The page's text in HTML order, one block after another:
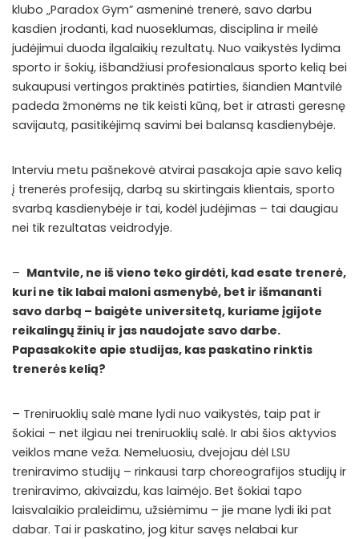
klubo „Paradox Gym” asmeninė trenerė, savo darbu
kasdien įrodanti, kad nuoseklumas, disciplina ir meilė
judėjimui duoda ilgalaikių rezultatų. Nuo vaikystės lydima
sporto ir šokių, išbandžiusi profesionalaus sporto kelią bei
sukaupusi vertingos praktinės patirties, šiandien Mantvilė
padeda žmonėms ne tik keisti kūną, bet ir atrasti geresnę
savijautą, pasitikėjimą savimi bei balansą kasdienybėje.
Interviu metu pašnekovė atvirai pasakoja apie savo kelią
į trenerės profesiją, darbą su skirtingais klientais, sporto
svarbą kasdienybėje ir tai, kodėl judėjimas – tai daugiau
nei tik rezultatas veidrodyje.
– Mantvile, ne iš vieno teko girdėti, kad esate trenerė,
kuri ne tik labai maloni asmenybė, bet ir išmananti
savo darbą – baigėte universitetą, kuriame įgijote
reikalingų žinių ir jas naudojate savo darbe.
Papasakokite apie studijas, kas paskatino rinktis
trenerės kelią?
– Treniruoklių salė mane lydi nuo vaikystės, taip pat ir
šokiai – net ilgiau nei treniruoklių salė. Ir abi šios aktyvios
veiklos mane veža. Nemeluosiu, dvejojau dėl LSU
treniravimo studijų – rinkausi tarp choreografijos studijų ir
treniravimo, akivaizdu, kas laimėjo. Bet šokiai tapo
laisvalaikio praleidimu, užsiėmimu – jie mane lydi iki pat
dabar. Tai ir paskatino, jog kitur savęs nelabai kur